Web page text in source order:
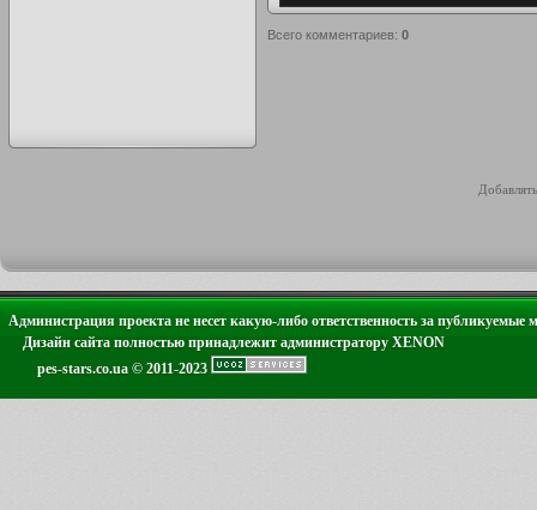
Всего комментариев: 0
Администрация проекта не несет какую-либо ответственность за публикуемые
Дизайн сайта полностью принадлежит администратору XENON
pes-stars.co.ua © 2011-2023